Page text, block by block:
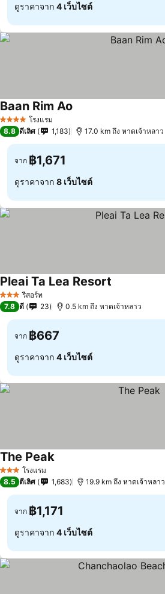
ดูราคาจาก 4 เว็บไซต์
4 ดาว โรงแรม
Baan Rim Ao
8.8 ดีเลิศ 1,183 17.0 km ถึง หาดเจ้าหลาว
จาก ฿1,671
ดูราคาจาก 8 เว็บไซต์
3 ดาว รีสอร์ท
Pleai Ta Lea Resort
7.8 ดี 23 0.5 km ถึง หาดเจ้าหลาว
จาก ฿667
ดูราคาจาก 4 เว็บไซต์
3 ดาว โรงแรม
The Peakดูราคา
8.5 ดีเลิศ 1,683 19.9 km ถึง หาดเจ้าหลาว
จาก ฿1,171
ดูราคาจาก 4 เว็บไซต์